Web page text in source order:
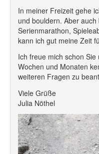
In meiner Freizeit gehe
und bouldern. Aber
Serienmarathon,
kann ich gut meine Zeit
Ich freue mich schon
Wochen und Monaten
weiteren Fragen zu
Viele Grüße
Julia Nöthel